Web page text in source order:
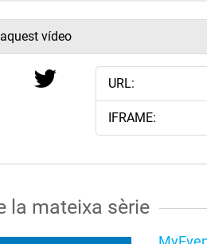
vídeo
URL:
IFRAME:
la mateixa sèrie